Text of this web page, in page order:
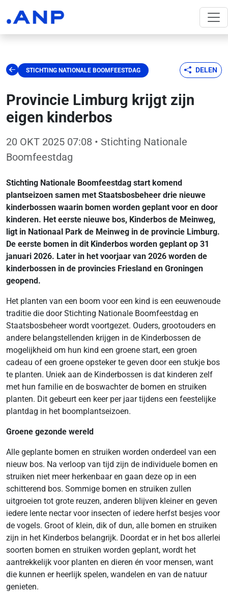
STICHTING NATIONALE BOOMFEESTDAG DELEN
Provincie Limburg krijgt zijn
eigen kinderbos
20 OKT 2025 07:08 • Stichting Nationale
Boomfeestdag
Stichting Nationale Boomfeestdag start komend
plantseizoen samen met Staatsbosbeheer drie nieuwe
kinderbossen waarin bomen worden geplant voor en door
kinderen. Het eerste nieuwe bos, Kinderbos de Meinweg,
ligt in Nationaal Park de Meinweg in de provincie Limburg.
De eerste bomen in dit Kinderbos worden geplant op 31
januari 2026. Later in het voorjaar van 2026 worden de
kinderbossen in de provincies Friesland en Groningen
geopend.
Het planten van een boom voor een kind is een eeuwenoude
traditie die door Stichting Nationale Boomfeestdag en
Staatsbosbeheer wordt voortgezet. Ouders, grootouders en
andere belangstellenden krijgen in de Kinderbossen de
mogelijkheid om hun kind een groene start, een groen
cadeau of een groene opsteker te geven door een stukje bos
te planten. Uniek aan de Kinderbossen is dat kinderen zelf
met hun familie en de boswachter de bomen en struiken
planten. Dit gebeurt een keer per jaar tijdens een feestelijke
plantdag in het boomplantseizoen.
Groene gezonde wereld
Alle geplante bomen en struiken worden onderdeel van een
nieuw bos. Na verloop van tijd zijn de individuele bomen en
struiken niet meer herkenbaar en gaan deze op in een
schitterend bos. Sommige bomen en struiken zullen
uitgroeien tot grote reuzen, anderen blijven kleiner en geven
iedere lente nectar voor insecten of iedere herfst besjes voor
de vogels. Groot of klein, dik of dun, alle bomen en struiken
zijn in het Kinderbos belangrijk. Doordat er in het bos allerlei
soorten bomen en struiken worden geplant, wordt het
aantrekkelijk voor planten en dieren én voor mensen, want
die kunnen er heerlijk spelen, wandelen en van de natuur
genieten.